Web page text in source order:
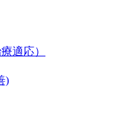
適応）
)